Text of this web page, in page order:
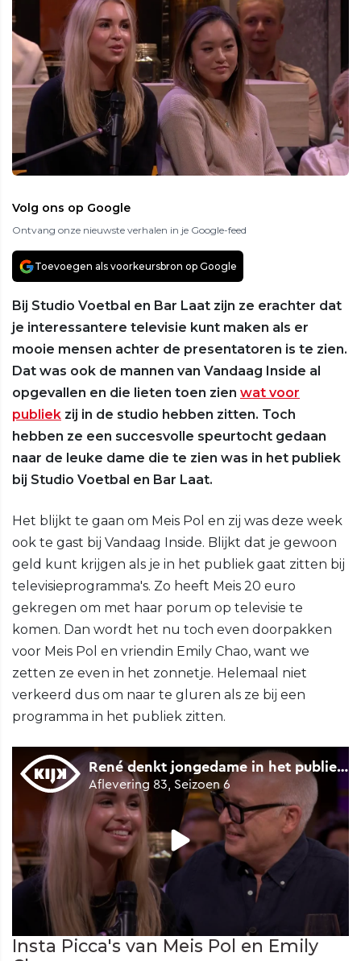
Volg ons op Google
Ontvang onze nieuwste verhalen in je Google-feed
Toevoegen als voorkeursbron op Google
Bij Studio Voetbal en Bar Laat zijn ze erachter dat
je interessantere televisie kunt maken als er
mooie mensen achter de presentatoren is te zien.
Dat was ook de mannen van Vandaag Inside al
opgevallen en die lieten toen zien wat voor
publiek zij in de studio hebben zitten. Toch
hebben ze een succesvolle speurtocht gedaan
naar de leuke dame die te zien was in het publiek
bij Studio Voetbal en Bar Laat.
Het blijkt te gaan om Meis Pol en zij was deze week
ook te gast bij Vandaag Inside. Blijkt dat je gewoon
geld kunt krijgen als je in het publiek gaat zitten bij
televisieprogramma's. Zo heeft Meis 20 euro
gekregen om met haar porum op televisie te
komen. Dan wordt het nu toch even doorpakken
voor Meis Pol en vriendin Emily Chao, want we
zetten ze even in het zonnetje. Helemaal niet
verkeerd dus om naar te gluren als ze bij een
programma in het publiek zitten.
Insta Picca's van Meis Pol en Emily